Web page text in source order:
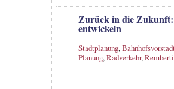
Zurück in die Zukunft:
entwickeln
Stadtplanung,
Planung,Radverkehr,